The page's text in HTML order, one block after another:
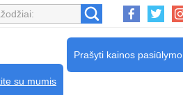
Prašyti kainos pasiūlymo
su mumis